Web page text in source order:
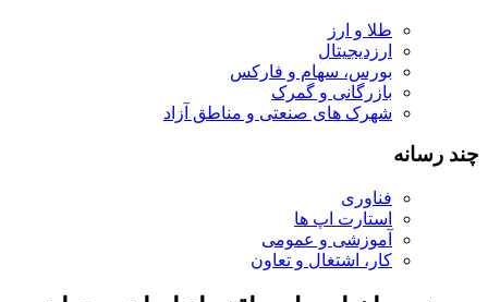
طلا و ارز
ارزدیجیتال
بورس، سهام و فارکس
بازرگانی و گمرک
شهرک های صنعتی و مناطق آزاد
چند رسانه
فناوری
استارت اپ ها
آموزشی و عمومی
کار، اشتغال و تعاون